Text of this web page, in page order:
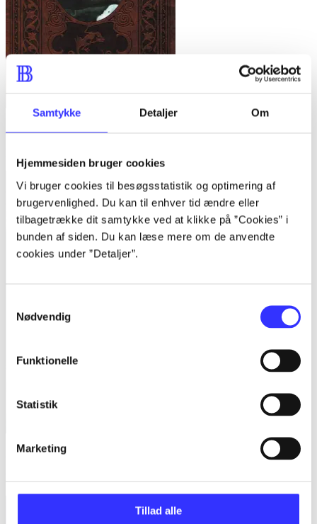
Samtykke Detaljer Om
Hjemmesiden bruger cookies
Vi bruger cookies til besøgsstatistik og optimering af
brugervenlighed. Du kan til enhver tid ændre eller
tilbagetrække dit samtykke ved at klikke på ”Cookies” i
bunden af siden. Du kan læse mere om de anvendte
cookies under ”Detaljer”.
Nødvendig
Funktionelle
Statistik
Marketing
Tillad alle
Archangel's enigma : a Guild Hunter novel